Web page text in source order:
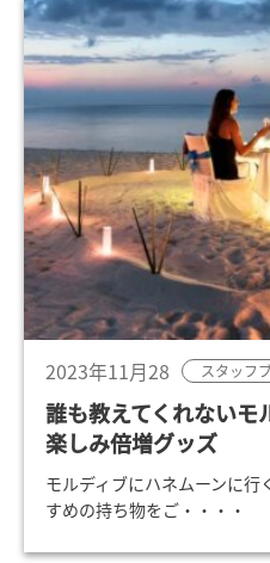
2023年11月28 スタッフ
誰も教えてくれないモ
楽しみ倍増グッズ
モルディブにハネムーンに
すめの持ち物をご・・・・